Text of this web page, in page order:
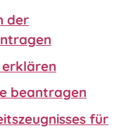
der
beantragen
für